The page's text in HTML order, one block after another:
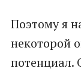
Поэтому я
некоторой
потенциал.